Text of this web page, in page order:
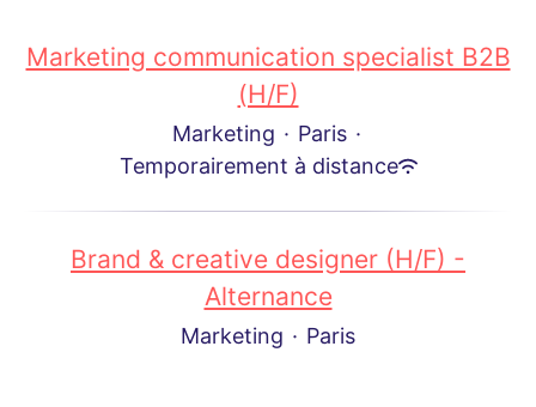
Marketing communication specialist B2B
(H/F)
Marketing · Paris ·
Temporairement à distance
Brand & creative designer (H/F) -
Alternance
Marketing · Paris